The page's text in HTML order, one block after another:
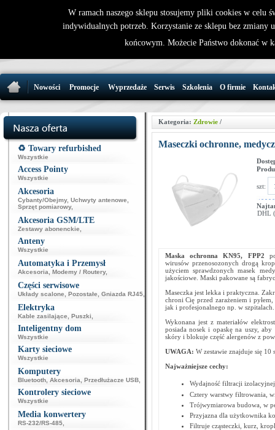
32 721 86
Nowości Promocje Wyprzedaże Serwis Szkolenia O firmie
♻️ Towary refurbished
Wszystkie
Access Pointy
Wszystkie
Akcesoria
Cybanty/Obejmy, Uchwyty antenowe
Sprzęt pomiarowy,
Akcesoria GSM/LTE
Zestawy abonenckie
Anteny
Wszystkie
Automatyka i Przemysł
Akcesoria Modemy / Routery,
Części serwisowe
Układy scalone Pozostałe Gniazda RJ45
Elektryka
Kable zasilające Puszki
Inteligentny dom
Wszystkie
Karty sieciowe
Wszystkie
Komputery
Bluetooth Akcesoria Przedłużacze USB
Kontrolery sieciowe
Wszystkie
Media konwertery
RS-232/RS-485
Kategoria: Zdrowie/
Maseczki ochronne,
szt:
DHL
Maska ochronna KN95, FPP2
wirusów przenosozonych drogą
użyciem sprawdzonych masek
jakościowe. Maski pakowane są
Maseczka jest lekka i praktyczna.
chroni Cię przed zarażeniem i
jak i profesjonalnego np. w
Wykonana jest z materiałów
posiada nosek i opaskę na uszy, aby
skóry i blokuje część alergenów z
UWAGA: W zestawie znajduje się 10
Najważniejsze cechy:
Wydajność filtracji
Cztery warstwy filtrowania,
Trójwymiarowa budowa, w
Przyjazna dla użytkownika
Filtruje cząsteczki, kurz,
W ramach naszego sklepu stosujemy pliki cookies w celu
indywidualnych potrzeb. Korzystanie ze sklepu bez zmiany
końcowym. Możecie Państwo dokonać w